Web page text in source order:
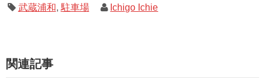
武蔵浦和, 駐車場 Ichigo Ichie
関連記事